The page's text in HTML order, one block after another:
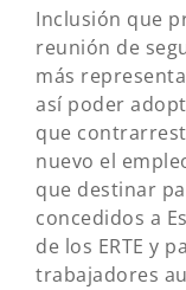
Inclusión que
reunión de
más
así poder
que
nuevo el
que destinar
concedidos a
de los ERTE y
trabajadores